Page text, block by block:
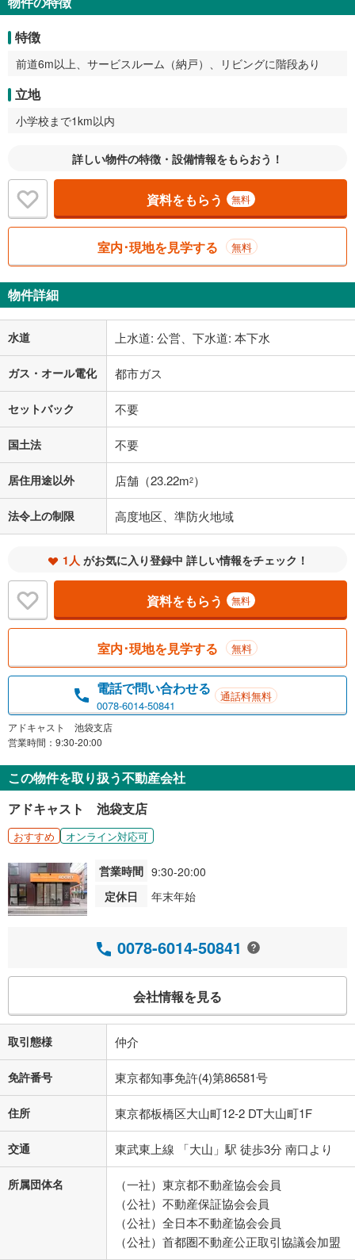
特徴
前道6m以上、サービスルーム（納戸）、リビングに階段あり
立地
小学校まで1km以内
詳しい物件の特徴・設備情報をもらおう！
資料をもらう 無料
室内･現地を見学する 無料
物件詳細
水道 上水道: 公営、下水道: 本下水
ガス・オール電化 都市ガス
セットバック 不要
国土法 不要
居住用途以外 店舗（23.22m2）
法令上の制限 高度地区、準防火地域
1人 がお気に入り登録中 詳しい情報をチェック！
資料をもらう 無料
室内･現地を見学する 無料
電話で問い合わせる
0078-6014-50841
通話料無料
アドキャスト 池袋支店
営業時間：9:30-20:00
この物件を取り扱う不動産会社
アドキャスト 池袋支店
おすすめ オンライン対応可
営業時間 9:30-20:00
定休日
年末年始
0078-6014-50841
会社情報を見る
取引態様 仲介
免許番号 東京都知事免許(4)第86581号
住所 東京都板橋区大山町12-2 DT大山町1F
交通 東武東上線 「大山」駅 徒歩3分 南口より
所属団体名
（一社）東京都不動産協会会員
（公社）不動産保証協会会員
（公社）全日本不動産協会会員
（公社）首都圏不動産公正取引協議会加盟